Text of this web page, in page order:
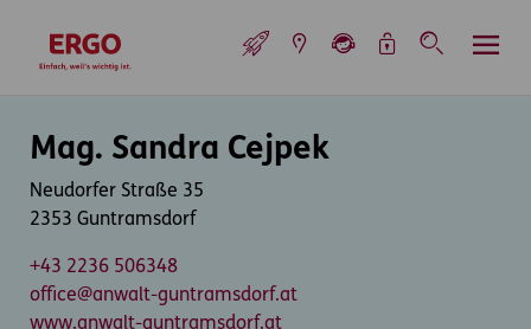
zur Startseite
Mag. Sandra Cejpek
Neudorfer Straße 35
2353 Guntramsdorf
+43 2236 506348
office@anwalt-guntramsdorf.at
www.anwalt-guntramsdorf.at